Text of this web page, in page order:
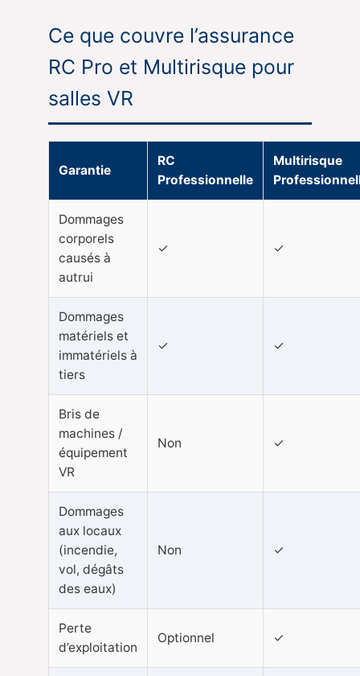
Ce que couvre l’assurance
RC Pro et Multirisque pour
salles VR
Garantie
RC
Professionnelle
Multirisque
Dommages
corporels
causés à
autrui
✓ ✓
Dommages
matériels et
immatériels à
tiers
✓ ✓
Bris de
machines /
équipement
VR
Non ✓
Dommages
aux locaux
(incendie,
vol, dégâts
des eaux)
Non ✓
Perte
d’exploitation
Optionnel ✓